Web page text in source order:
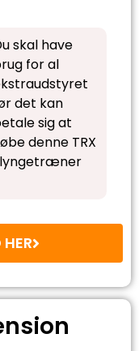
skal have
for al
det kan
sig at
denne TRX
HER